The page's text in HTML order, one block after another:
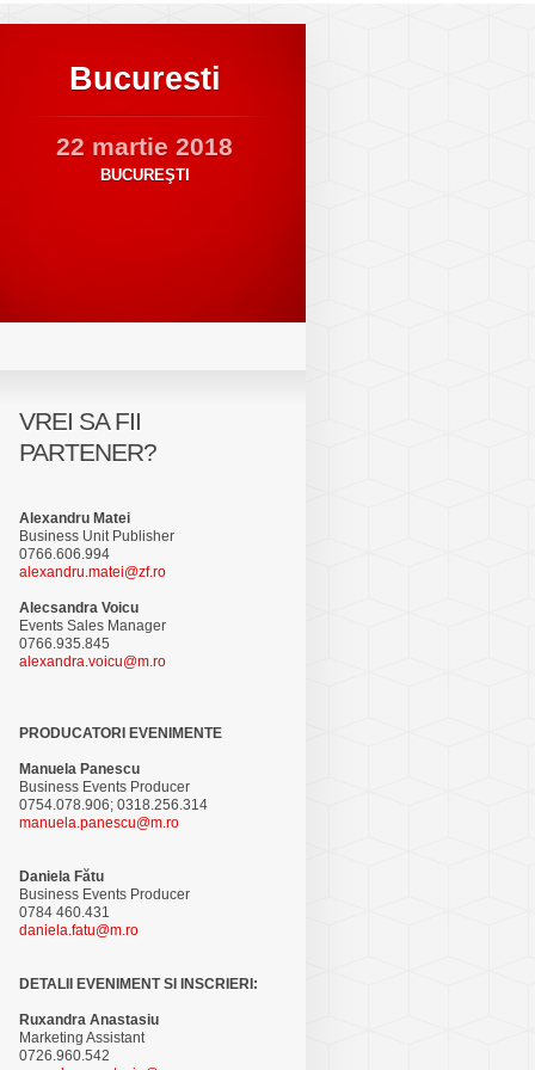
Bucuresti
22 martie 2018
BUCUREŞTI
VREI SA FII
PARTENER?
Alexandru Matei
Business Unit Publisher
0766.606.994
alexandru.matei@zf.ro
Alecsandra Voicu
Events Sales Manager
0766.935.845
alexandra.voicu@m.ro
PRODUCATORI EVENIMENTE
Manuela Panescu
Business Events Producer
0754.078.906; 0318.256.314
manuela.panescu@m.ro
Daniela Fătu
Business Events Producer
0784 460.431
daniela.fatu@m.ro
DETALII EVENIMENT SI INSCRIERI:
Ruxandra Anastasiu
Marketing Assistant
0726.960.542